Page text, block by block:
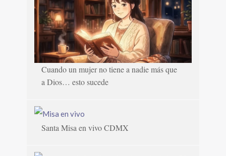
Cuando un mujer no tiene a nadie más que
a Dios… esto sucede
Santa Misa en vivo CDMX